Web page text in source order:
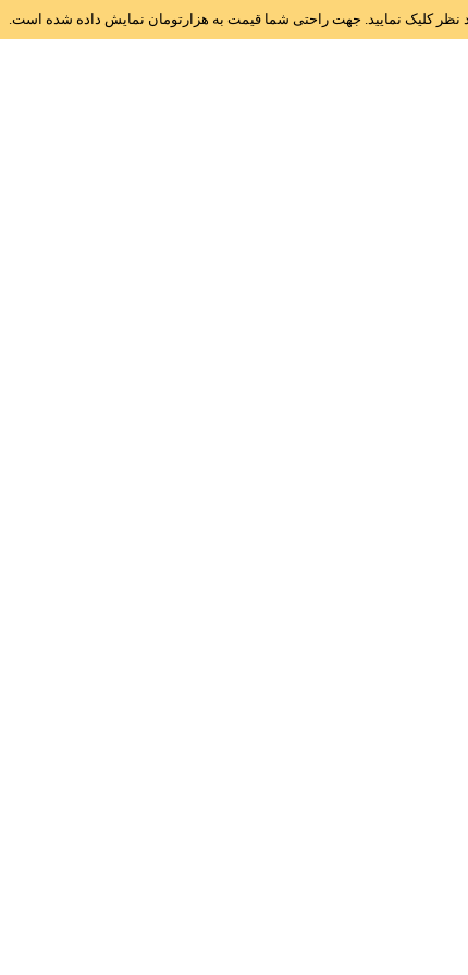
نظر کلیک نمایید. جهت راحتی شما قیمت به هزارتومان نمایش داده شده است.